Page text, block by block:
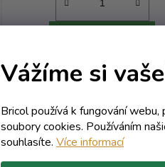
Vážíme si
Bricol používá k fungování
soubory cookies. Používáním
souhlasíte. Více informací
Objem